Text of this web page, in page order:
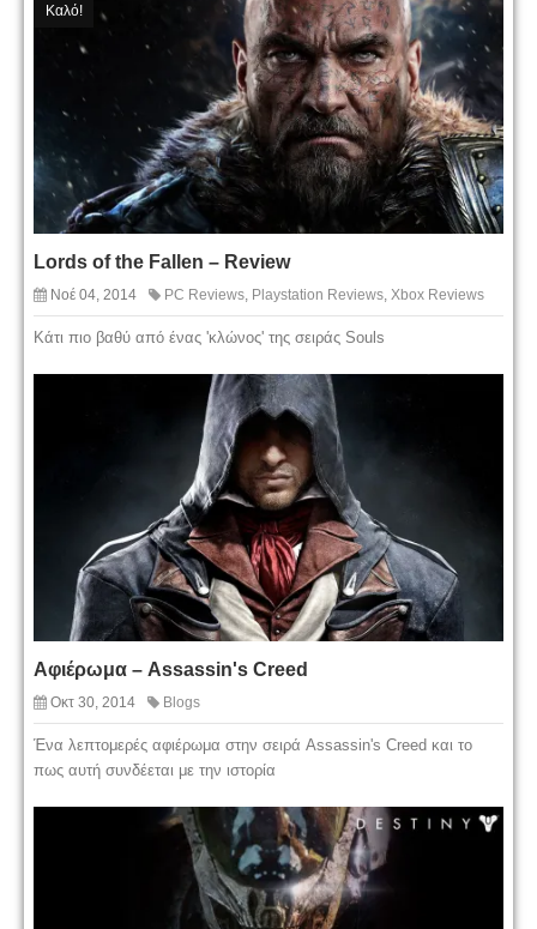
Καλό!
Lords of the Fallen – Review
Νοέ 04, 2014 PC Reviews, Playstation Reviews, Xbox Reviews
Κάτι πιο βαθύ από ένας 'κλώνος' της σειράς Souls
Αφιέρωμα – Assassin's Creed
Οκτ 30, 2014 Blogs
Ένα λεπτομερές αφιέρωμα στην σειρά Assassin's Creed και το
πως αυτή συνδέεται με την ιστορία